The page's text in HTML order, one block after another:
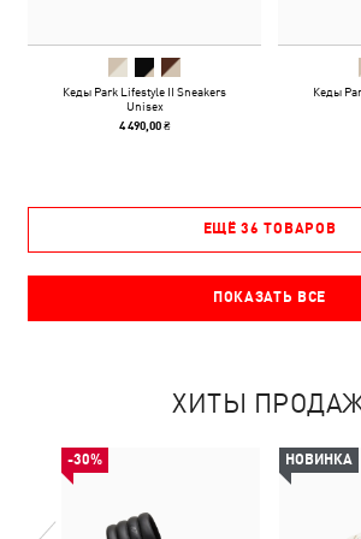
Кеды Park Lifestyle II Sneakers
Unisex
4 490,00 ₴
Кеды
ЕЩЁ 36 ТОВАРОВ
ПОКАЗАТЬ ВСЕ
ХИТЫ
-30% НОВИНКА